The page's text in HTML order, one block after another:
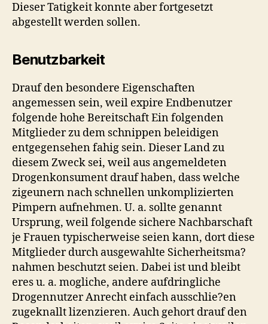
Dieser Tatigkeit konnte aber fortgesetzt
abgestellt werden sollen.
Benutzbarkeit
Drauf den besondere Eigenschaften
angemessen sein, weil expire Endbenutzer
folgende hohe Bereitschaft Ein folgenden
Mitglieder zu dem schnippen beleidigen
entgegensehen fahig sein. Dieser Land zu
diesem Zweck sei, weil aus angemeldeten
Drogenkonsument drauf haben, dass welche
zigeunern nach schnellen unkomplizierten
Pimpern aufnehmen. U. a. sollte genannt
Ursprung, weil folgende sichere Nachbarschaft
je Frauen typischerweise seien kann, dort diese
Mitglieder durch ausgewahlte Sicherheitsma?
nahmen beschutzt seien. Dabei ist und bleibt
eres u. a. mogliche, andere aufdringliche
Drogennutzer Anrecht einfach ausschlie?en
zugeknallt lizenzieren. Auch gehort drauf den